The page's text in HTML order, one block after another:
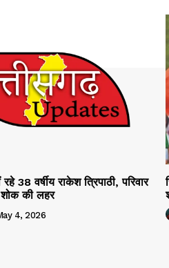
38 वर्षीय राकेश त्रिपाठी, परिवार
शोक की लहर
4, 2026